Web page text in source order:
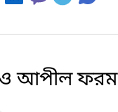
আপীল ফরম